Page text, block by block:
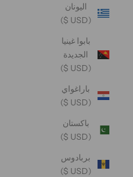
اليونان
(USD $)
بابوا غينيا
الجديدة
(USD $)
باراغواي
(USD $)
باكستان
(USD $)
بربادوس
(USD $)